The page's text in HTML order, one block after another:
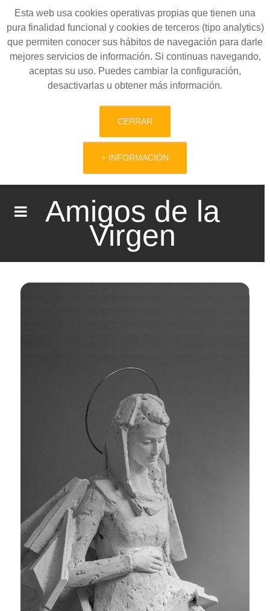
Esta web usa cookies operativas propias que tienen una
pura finalidad funcional y cookies de terceros (tipo analytics)
que permiten conocer sus hábitos de navegación para darle
mejores servicios de información. Si continuas navegando,
aceptas su uso. Puedes cambiar la configuración,
desactivarlas u obtener más información.
CERRAR
+ INFORMACIÓN
Amigos de la
Virgen